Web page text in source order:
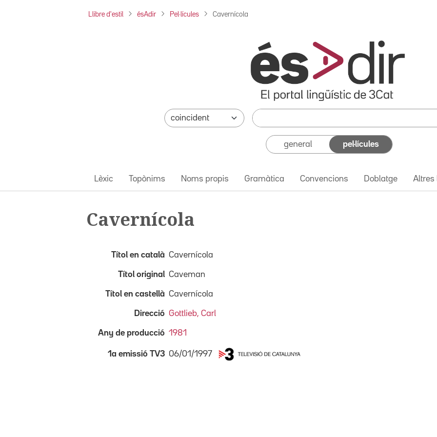
Llibre d'estil ésAdir Pel·lícules Cavernícola
general pel·lícules
Lèxic Topònims Noms propis Gramàtica Convencions Doblatge Altres
Cavernícola
Títol en català Cavernícola
Títol original Caveman
Títol en castellà Cavernícola
Direcció Gottlieb, Carl
Any de producció 1981
1a emissió TV3 06/01/1997